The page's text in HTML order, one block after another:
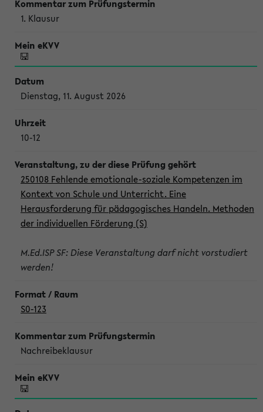
1. Klausur
Dienstag, 11. August 2026
10-12
250108 Fehlende emotionale-soziale Kompetenzen im
Kontext von Schule und Unterricht. Eine
Herausforderung für pädagogisches Handeln. Methoden
der individuellen Förderung (S)
M.Ed.ISP SF: Diese Veranstaltung darf nicht vorstudiert
werden!
S0-123
Nachreibeklausur